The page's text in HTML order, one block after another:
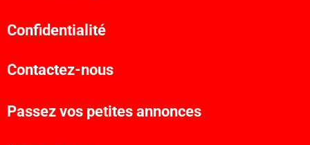
Confidentialité
Contactez-nous
Passez vos petites annonces